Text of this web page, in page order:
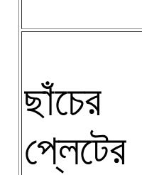
ছাঁচের
প্লেটের